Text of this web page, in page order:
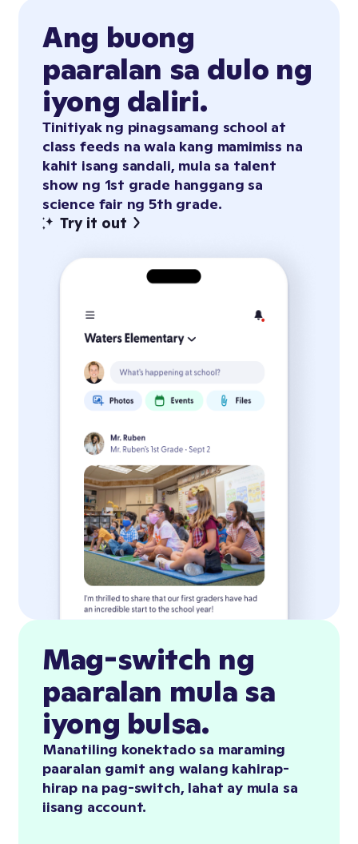
Ang buong
paaralan sa dulo ng
iyong daliri.
Tinitiyak ng pinagsamang school at
class feeds na wala kang mamimiss na
kahit isang sandali, mula sa talent
show ng 1st grade hanggang sa
science fair ng 5th grade.
Try it out
Mag-switch ng
paaralan mula sa
iyong bulsa.
Manatiling konektado sa maraming
paaralan gamit ang walang kahirap-
hirap na pag-switch, lahat ay mula sa
iisang account.